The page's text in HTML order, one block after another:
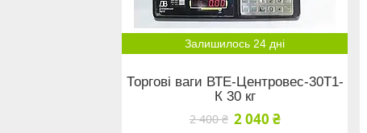
Залишилось 24 дні
Торгові ваги ВТЕ-Центровес-30Т1-
К 30 кг
2 400 ₴ 2 040 ₴